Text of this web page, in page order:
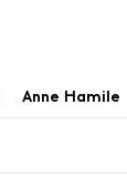
Anne Hamile